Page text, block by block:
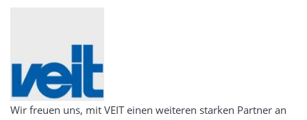
Wäschemangeln
Finishgeräte
Zubehör & Wäschereieinrichtung
Dosiertechnik
Wir freuen uns, mit VEIT einen weiteren starken Partner an